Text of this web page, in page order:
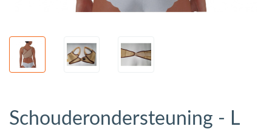
Schouderondersteuning - L